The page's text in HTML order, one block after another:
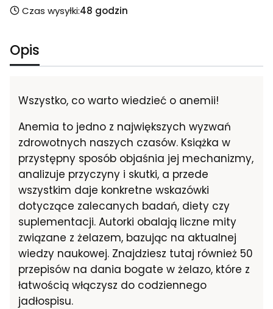
Czas wysyłki:48 godzin
Opis
Wszystko, co warto wiedzieć o anemii!
Anemia to jedno z największych wyzwań
zdrowotnych naszych czasów. Książka w
przystępny sposób objaśnia jej mechanizmy,
analizuje przyczyny i skutki, a przede
wszystkim daje konkretne wskazówki
dotyczące zalecanych badań, diety czy
suplementacji. Autorki obalają liczne mity
związane z żelazem, bazując na aktualnej
wiedzy naukowej. Znajdziesz tutaj również 50
przepisów na dania bogate w żelazo, które z
łatwością włączysz do codziennego
jadłospisu.